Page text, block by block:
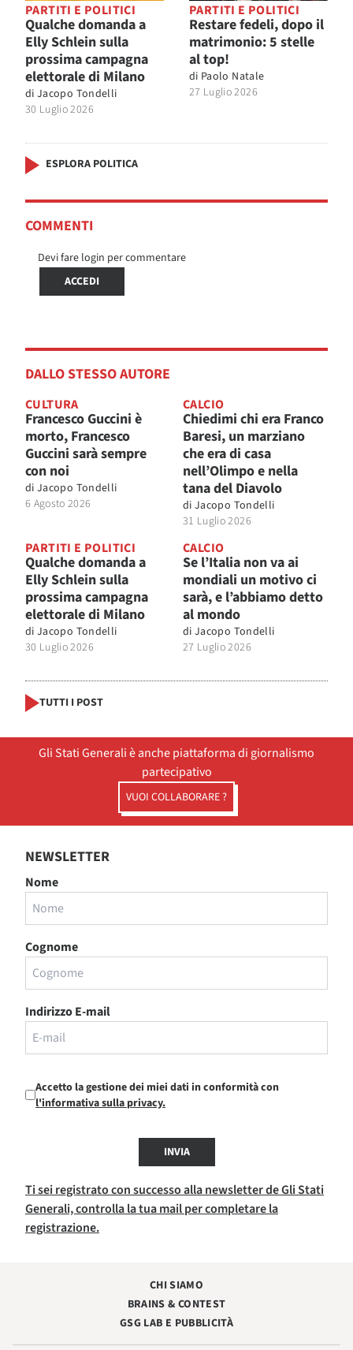
PARTITI E POLITICI
Qualche domanda a
Elly Schlein sulla
prossima campagna
elettorale di Milano
di Jacopo Tondelli
30 Luglio 2026
PARTITI E POLITICI
Restare fedeli, dopo il
matrimonio: 5 stelle
al top!
di Paolo Natale
27 Luglio 2026
ESPLORA POLITICA
COMMENTI
Devi fare login per commentare
ACCEDI
DALLO STESSO AUTORE
CULTURA
Francesco Guccini è
morto, Francesco
Guccini sarà sempre
con noi
di Jacopo Tondelli
6 Agosto 2026
CALCIO
Chiedimi chi era Franco
Baresi, un marziano
che era di casa
nell’Olimpo e nella
tana del Diavolo
di Jacopo Tondelli
31 Luglio 2026
PARTITI E POLITICI
Qualche domanda a
Elly Schlein sulla
prossima campagna
elettorale di Milano
di Jacopo Tondelli
30 Luglio 2026
CALCIO
Se l’Italia non va ai
mondiali un motivo ci
sarà, e l’abbiamo detto
al mondo
di Jacopo Tondelli
27 Luglio 2026
TUTTI I POST
Gli Stati Generali è anche piattaforma di giornalismo
partecipativo
VUOI COLLABORARE ?
NEWSLETTER
Nome
Cognome
Indirizzo E-mail
Accetto la gestione dei miei dati in conformità con
l'informativa sulla privacy.
INVIA
Ti sei registrato con successo alla newsletter de Gli Stati
Generali, controlla la tua mail per completare la
registrazione.
CHI SIAMO
BRAINS & CONTEST
GSG LAB E PUBBLICITÀ